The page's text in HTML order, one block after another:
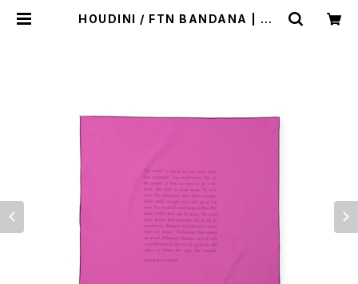
HOUDINI / FTN BANDANA | st.